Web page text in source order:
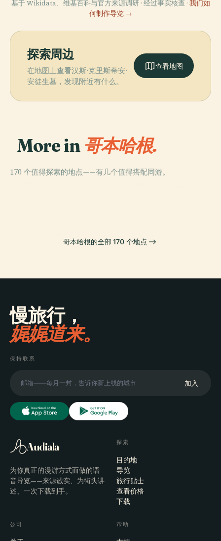
基于 Wikidata、维基百科与官方来源调研 · 经过事实核查 · 我们如
何制作导览 →
探索周边
在地图上查看汉斯·克里斯蒂安·
安徒生墓，发现附近有什么。
查看地图
More in 哥本哈根.
170 个值得探索的地点——有几个值得搭配同游。
PLACE PLACE
哥本哈根的全部 170 个地点
慢旅行，
娓娓道来。
保持联系
加入
Audiala
为你真正的漫游方式而做的语
音导览——来源诚实、为街头讲
述、一次下载到手。
探索
目的地
导览
旅行贴士
查看价格
下载
公司 帮助